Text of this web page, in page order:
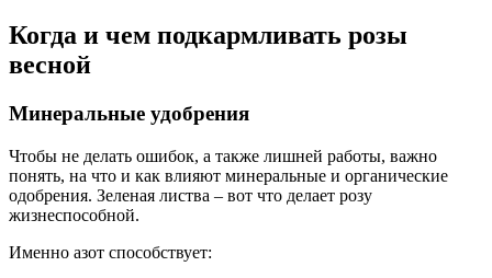
Когда и чем подкармливать розы
весной
Минеральные удобрения
Чтобы не делать ошибок, а также лишней работы, важно
понять, на что и как влияют минеральные и органические
одобрения. Зеленая листва – вот что делает розу
жизнеспособной.
Именно азот способствует: